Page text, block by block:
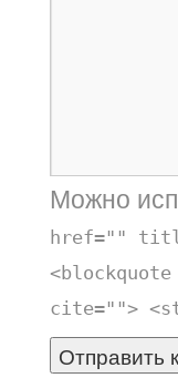
Можно
href=""
cite="">